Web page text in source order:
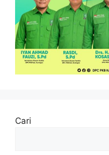
Cari